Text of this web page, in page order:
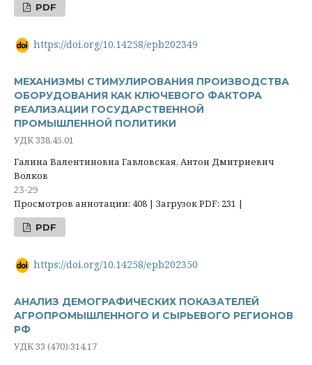
PDF
https://doi.org/10.14258/epb202349
МЕХАНИЗМЫ СТИМУЛИРОВАНИЯ ПРОИЗВОДСТВА
ОБОРУДОВАНИЯ КАК КЛЮЧЕВОГО ФАКТОРА
РЕАЛИЗАЦИИ ГОСУДАРСТВЕННОЙ
ПРОМЫШЛЕННОЙ ПОЛИТИКИ
УДК 338.45.01
Галина Валентиновна Гавловская, Антон Дмитриевич
Волков
23-29
Просмотров аннотации: 408 | Загрузок PDF: 231 |
PDF
https://doi.org/10.14258/epb202350
АНАЛИЗ ДЕМОГРАФИЧЕСКИХ ПОКАЗАТЕЛЕЙ
АГРОПРОМЫШЛЕННОГО И СЫРЬЕВОГО РЕГИОНОВ
РФ
УДК 33 (470):314.17